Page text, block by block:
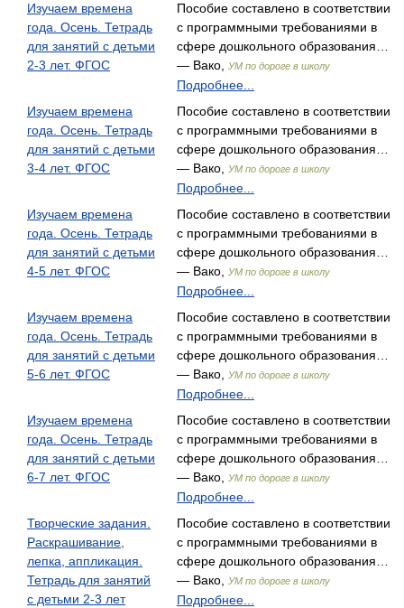
Изучаем времена
года. Осень. Тетрадь
для занятий с детьми
2-3 лет. ФГОС
Пособие составлено в соответствии
с программными требованиями в
сфере дошкольного образования…
— Вако,
УМ по дороге в школу
Подробнее...
Изучаем времена
года. Осень. Тетрадь
для занятий с детьми
3-4 лет. ФГОС
Пособие составлено в соответствии
с программными требованиями в
сфере дошкольного образования…
— Вако,
УМ по дороге в школу
Подробнее...
Изучаем времена
года. Осень. Тетрадь
для занятий с детьми
4-5 лет. ФГОС
Пособие составлено в соответствии
с программными требованиями в
сфере дошкольного образования…
— Вако,
УМ по дороге в школу
Подробнее...
Изучаем времена
года. Осень. Тетрадь
для занятий с детьми
5-6 лет. ФГОС
Пособие составлено в соответствии
с программными требованиями в
сфере дошкольного образования…
— Вако,
УМ по дороге в школу
Подробнее...
Изучаем времена
года. Осень. Тетрадь
для занятий с детьми
6-7 лет. ФГОС
Пособие составлено в соответствии
с программными требованиями в
сфере дошкольного образования…
— Вако,
УМ по дороге в школу
Подробнее...
Творческие задания.
Раскрашивание,
лепка, аппликация.
Тетрадь для занятий
с детьми 2-3 лет
Пособие составлено в соответствии
с программными требованиями в
сфере дошкольного образования…
— Вако,
УМ по дороге в школу
Подробнее...